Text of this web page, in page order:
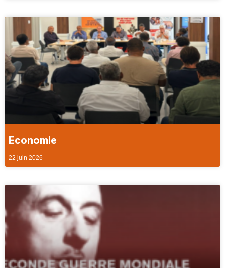
Economie
22 juin 2026